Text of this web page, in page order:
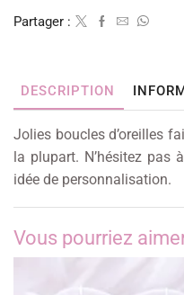
Partager :
DESCRIPTION
Jolies boucles d’oreilles
la plupart. N’hésitez pas
idée de personnalisation.
Vous pourriez